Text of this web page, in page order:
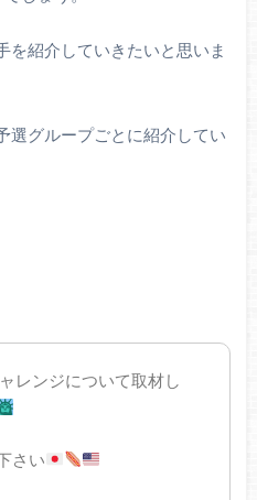
を紹介していきたいと思いま
選グループごとに紹介してい
レンジについて取材し
さい